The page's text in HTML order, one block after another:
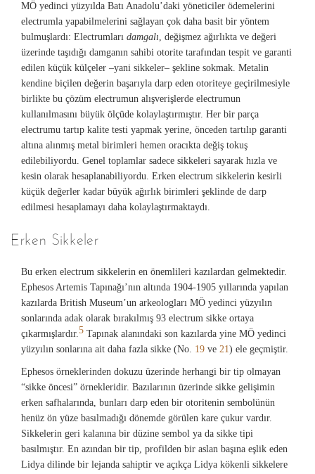
MÖ yedinci yüzyılda Batı Anadolu’daki yöneticiler ödemelerini
electrumla yapabilmelerini sağlayan çok daha basit bir yöntem
bulmuşlardı: Electrumları damgalı, değişmez ağırlıkta ve değeri
üzerinde taşıdığı damganın sahibi otorite tarafından tespit ve garanti
edilen küçük külçeler –yani sikkeler– şekline sokmak. Metalin
kendine biçilen değerin başarıyla darp eden otoriteye geçirilmesiyle
birlikte bu çözüm electrumun alışverişlerde electrumun
kullanılmasını büyük ölçüde kolaylaştırmıştır. Her bir parça
electrumu tartıp kalite testi yapmak yerine, önceden tartılıp garanti
altına alınmış metal birimleri hemen oracıkta değiş tokuş
edilebiliyordu. Genel toplamlar sadece sikkeleri sayarak hızla ve
kesin olarak hesaplanabiliyordu. Erken electrum sikkelerin kesirli
küçük değerler kadar büyük ağırlık birimleri şeklinde de darp
edilmesi hesaplamayı daha kolaylaştırmaktaydı.
Erken Sikkeler
Bu erken electrum sikkelerin en önemlileri kazılardan gelmektedir.
Ephesos Artemis Tapınağı’nın altında 1904-1905 yıllarında yapılan
kazılarda British Museum’un arkeologları MÖ yedinci yüzyılın
sonlarında adak olarak bırakılmış 93 electrum sikke ortaya
çıkarmışlardır.5 Tapınak alanındaki son kazılarda yine MÖ yedinci
yüzyılın sonlarına ait daha fazla sikke (No. 19 ve 21) ele geçmiştir.
Ephesos örneklerinden dokuzu üzerinde herhangi bir tip olmayan
“sikke öncesi” örnekleridir. Bazılarının üzerinde sikke gelişimin
erken safhalarında, bunları darp eden bir otoritenin sembolünün
henüz ön yüze basılmadığı dönemde görülen kare çukur vardır.
Sikkelerin geri kalanına bir düzine sembol ya da sikke tipi
basılmıştır. En azından bir tip, profilden bir aslan başına eşlik eden
Lidya dilinde bir lejanda sahiptir ve açıkça Lidya kökenli sikkelere